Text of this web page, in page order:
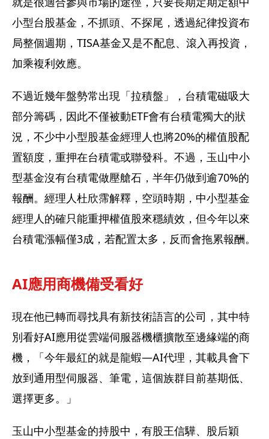
小型台股基金，不抓頭、不探尾，透過紀律投資布
局整個週期，TISA基金又是不配息、滾入再投資，
加乘複利效應。
不過近幾年盤勢常出現「拉積盤」，台積電磁吸大
部分籌碼，因此不僅被動ETF會有台積電獨大的狀
況，不少中小型股基金經理人也將20%的權值股配
置額度，重押在台積電或聯發科。不過，玉山中小
型基金沒有台積電做壓艙石，半年仍做到逾70%的
報酬。經理人杜欣霈解釋，空頭時期，中小型基金
經理人的確只能重押權值股來穩績效，但今年以來
台積電漲幅僅3成，若配置太多，反而會拖累報酬。
AI應用商機備受看好
現在他已轉而尋找具有新技術語言的公司，其中特
別看好AI應用從雲端伺服器機櫃擴散至邊緣端的商
機，「今年最紅的就是龍蝦—AI代理，其載具會下
放到通用型伺服器、筆電，這個族群目前基期低、
選擇更多。」
玉山中小型基金的持股中，有股王信驊、股后穎